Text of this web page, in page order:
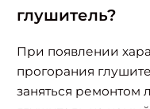
глушитель?
При появлении
прогорания
заняться ремонтом